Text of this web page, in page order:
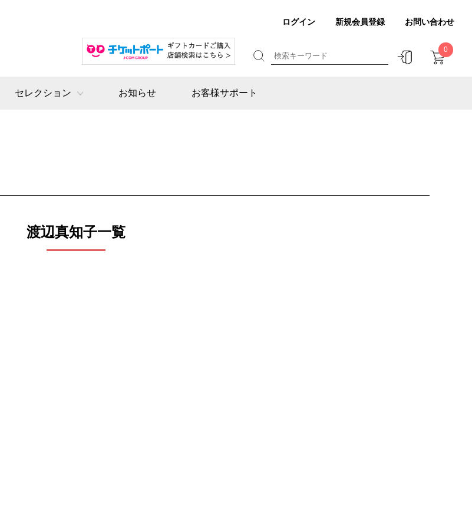
ログイン 新規会員登録 お問い合わせ
0
セレクション お知らせ お客様サポート
渡辺真知子一覧